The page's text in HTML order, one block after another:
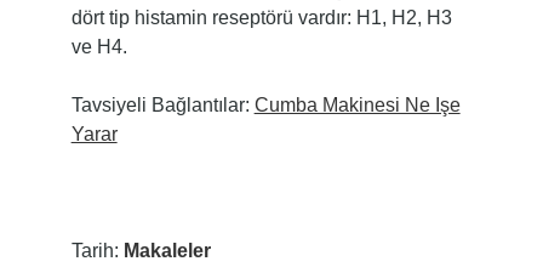
dört tip histamin reseptörü vardır: H1, H2, H3
ve H4.
Tavsiyeli Bağlantılar: Cumba Makinesi Ne Işe
Yarar
Tarih: Makaleler